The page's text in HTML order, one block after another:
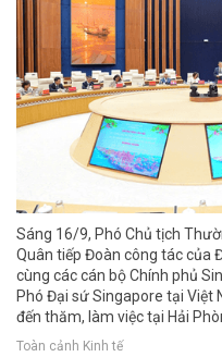
Sáng 16/9, Phó Chủ tịch
Quân tiếp Đoàn công tác của
cùng các cán bộ Chính phủ
Phó Đại sứ Singapore tại Việt
đến thăm, làm việc tại Hải
Toàn cảnh Kinh tế